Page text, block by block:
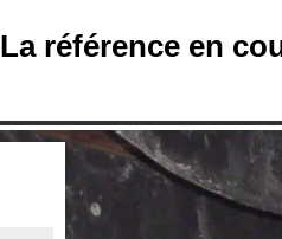
La référence en